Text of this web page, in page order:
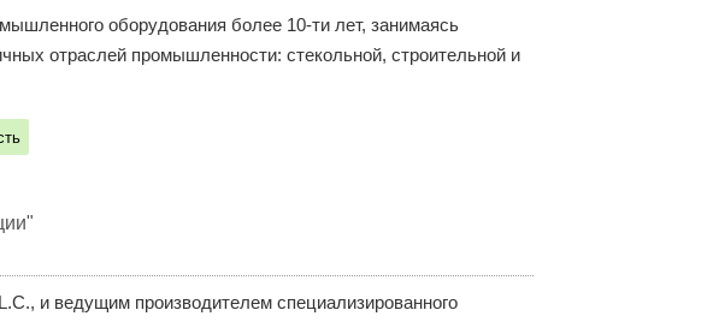
оборудования более 10-ти лет, занимаясь
отраслей промышленности: стекольной, строительной и
и ведущим производителем специализированного